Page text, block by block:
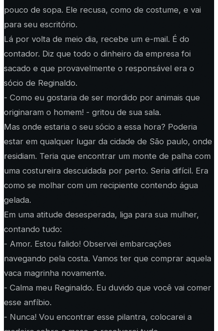
pouco de sopa. Ele recusa, como de costume, e vai
para seu escritório.
Lá por volta de meio dia, recebe um e-mail. É do
contador. Diz que todo o dinheiro da empresa foi
sacado e que provavelmente o responsável era o
sócio de Reginaldo.
- Como eu gostaria de ser mordido por animais que
originaram o homem! - gritou de sua sala.
Mas onde estaria o seu sócio a essa hora? Poderia
estar em qualquer lugar da cidade de São paulo, onde
residiam. Teria que encontrar um monte de palha com
uma costureira descuidada por perto. Seria difícil. Era
como se molhar com um recipiente contendo água
gelada.
Em uma atitude desesperada, liga para sua mulher,
contando tudo:
- Amor. Estou falido! Observei embarcações
navegando pela costa. Vamos ter que comprar aquela
vaca magrinha novamente.
- Calma meu Reginaldo. Eu duvido que você vai comer
esse anfíbio.
- Nunca! Vou encontrar esse pilantra, colocarei a